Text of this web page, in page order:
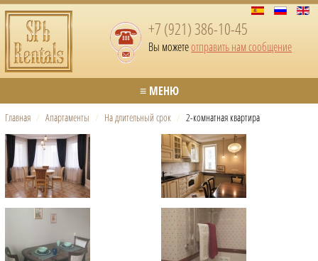
+7 (921) 386-10-45
Вы можетеотправить нам сообщение
≡ МЕНЮ
Главная / Апартаменты / На длительный срок / 2-комнатная квартира